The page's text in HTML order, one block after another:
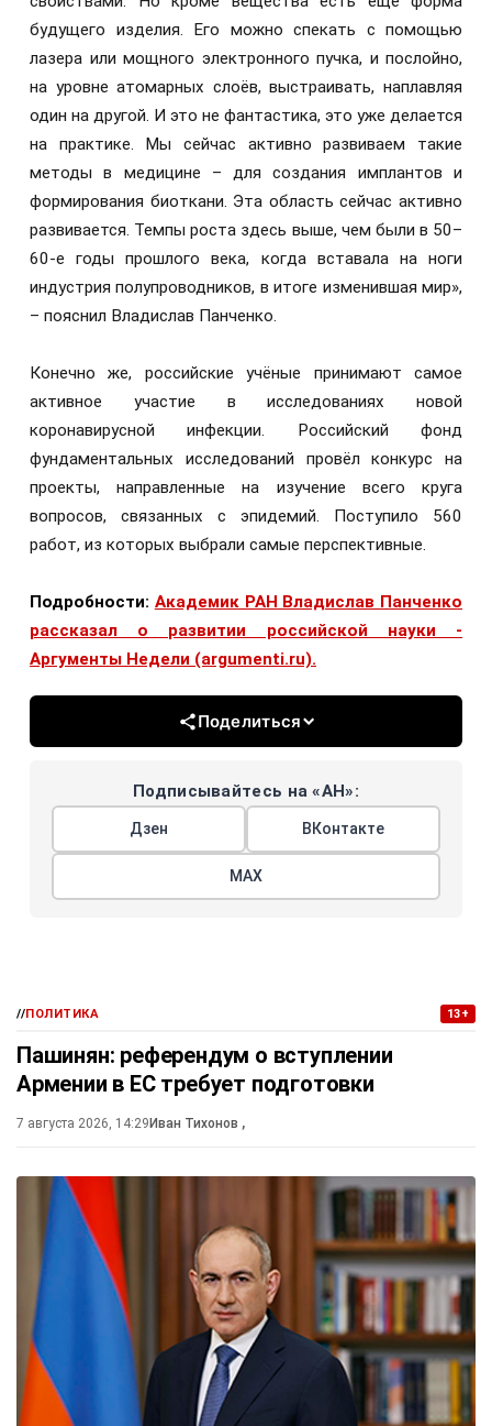
будущего изделия. Его можно спекать с помощью
лазера или мощного электронного пучка, и послойно,
на уровне атомарных слоёв, выстраивать, наплавляя
один на другой. И это не фантастика, это уже делается
на практике. Мы сейчас активно развиваем такие
методы в медицине – для создания имплантов и
формирования биоткани. Эта область сейчас активно
развивается. Темпы роста здесь выше, чем были в 50–
60-е годы прошлого века, когда вставала на ноги
индустрия полупроводников, в итоге изменившая мир»,
– пояснил Владислав Панченко.
Конечно же, российские учёные принимают самое
активное участие в исследованиях новой
коронавирусной инфекции. Российский фонд
фундаментальных исследований провёл конкурс на
проекты, направленные на изучение всего круга
вопросов, связанных с эпидемий. Поступило 560
работ, из которых выбрали самые перспективные.
Подробности: Академик РАН Владислав Панченко
рассказал о развитии российской науки -
Аргументы Недели (argumenti.ru).
Поделиться
Подписывайтесь на «АН»:
Дзен ВКонтакте
МАХ
//ПОЛИТИКА 13+
Пашинян: референдум о вступлении
Армении в ЕС требует подготовки
7 августа 2026, 14:29 Иван Тихонов ,